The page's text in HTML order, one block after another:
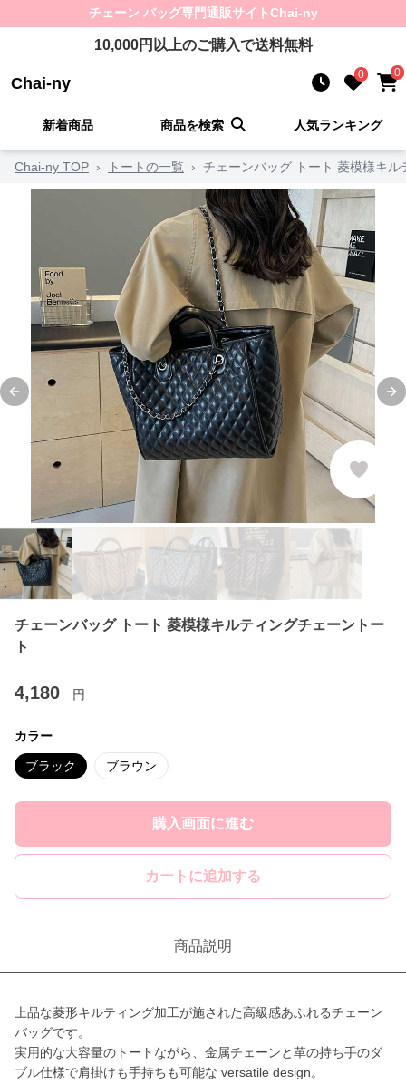
チェーン バッグ専門通販サイトChai-ny
10,000円以上のご購入で送料無料
Chai-ny 0 0
新着商品 商品を検索 人気ランキング
Chai-ny TOP › トートの一覧 › チェーンバッグ トート 菱模様キ
Previous slide
チェーンバッグ トート 菱模様キルティングチェーントー
ト
4,180 円
カラー
ブラック ブラウン
購入画面に進む
カートに追加する
商品説明
上品な菱形キルティング加工が施された高級感あふれるチェーン
バッグです。
実用的な大容量のトートながら、金属チェーンと革の持ち手のダ
ブル仕様で肩掛けも手持ちも可能な versatile design。